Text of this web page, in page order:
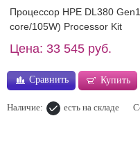
Процессор HPE DL380
core/105W) Processor Kit
Цена: 33 545 руб.
Сравнить Купить
Наличие: есть на складе